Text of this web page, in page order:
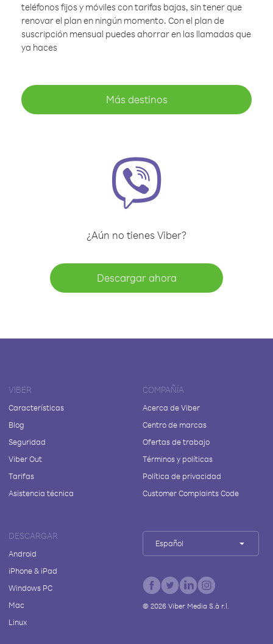
teléfonos fijos y móviles con tarifas bajas, sin tener que
renovar el plan en ningún momento. Con el plan de
suscripción mensual puedes ahorrar en las llamadas que
ya haces
Más destinos
¿Aún no tienes Viber?
Descargar ahora
VIBER
Características
Blog
Seguridad
Viber Out
Tarifas
Asistencia técnica
COMPAÑÍA
Acerca de Viber
Centro de marcas
Ofertas de trabajo
Términos y políticas
Política de privacidad
Customer Complaints Code
DESCARGAR
Android
iPhone & iPad
Windows PC
Mac
Linux
Español
© 2026Viber Media S.à r.l.